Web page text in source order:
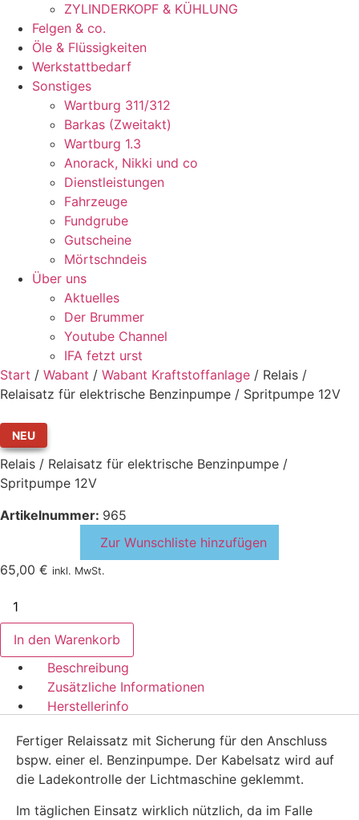
ZYLINDERKOPF & KÜHLUNG
Felgen & co.
Öle & Flüssigkeiten
Werkstattbedarf
Sonstiges
Wartburg 311/312
Barkas (Zweitakt)
Wartburg 1.3
Anorack, Nikki und co
Dienstleistungen
Fahrzeuge
Fundgrube
Gutscheine
Mörtschndeis
Über uns
Aktuelles
Der Brummer
Youtube Channel
IFA fetzt urst
Start / Wabant / Wabant Kraftstoffanlage / Relais /
Relaisatz für elektrische Benzinpumpe / Spritpumpe 12V
NEU
Relais / Relaisatz für elektrische Benzinpumpe /
Spritpumpe 12V
Artikelnummer: 965
Zur Wunschliste hinzufügen
65,00 € inkl. MwSt.
Relaisatz
für
elektrische
Benzinpumpe
Spritpumpe
Menge
In den Warenkorb
Beschreibung
Zusätzliche Informationen
Herstellerinfo
Fertiger Relaissatz mit Sicherung für den Anschluss
bspw. einer el. Benzinpumpe. Der Kabelsatz wird auf
die Ladekontrolle der Lichtmaschine geklemmt.
Im täglichen Einsatz wirklich nützlich, da im Falle